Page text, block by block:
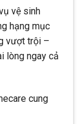
vệ sinh
hạng mục
vượt trội –
lòng ngay cả
cung